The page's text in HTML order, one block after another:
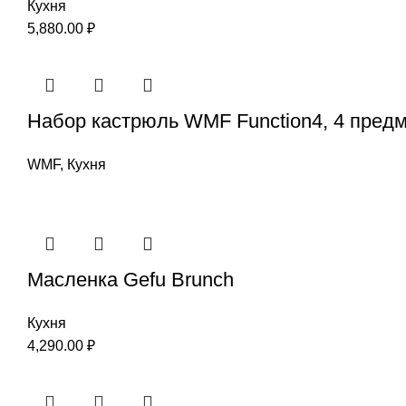
Кухня
5,880.00 ₽
Набор кастрюль WMF Function4, 4
WMF, Кухня
Масленка Gefu Brunch
Кухня
4,290.00 ₽